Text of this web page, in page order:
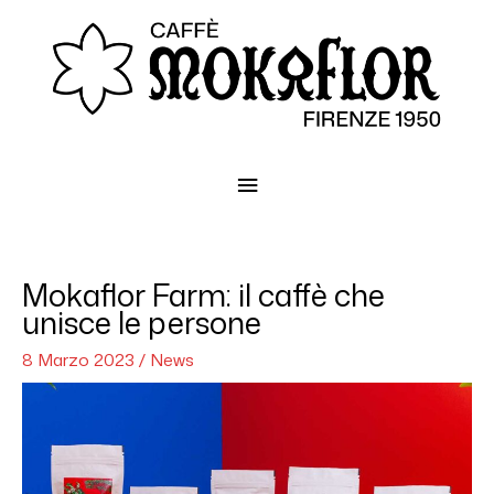
principale
Mokaflor Farm: il caffè che
unisce le persone
8 Marzo 2023 / News